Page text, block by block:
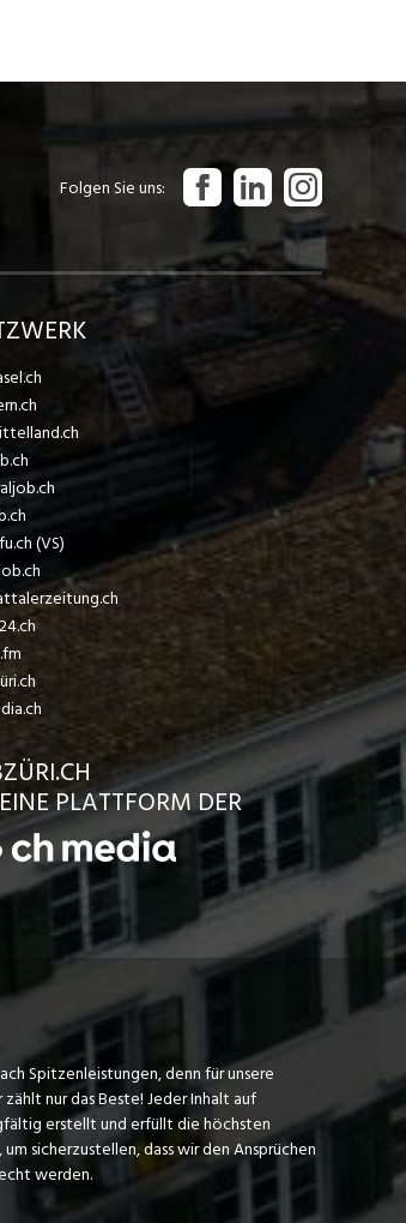
Folgen Sie uns
(VS)
PLATTFORM DER
Spitzenleistungen, denn für unsere
nur das Beste! Jeder Inhalt auf
erstellt und erfüllt die höchsten
sicherzustellen, dass wir den Ansprüchen
werden.